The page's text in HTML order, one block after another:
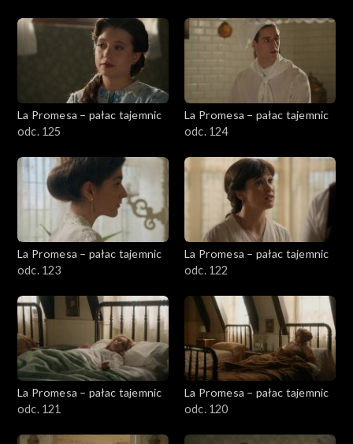
La Promesa – pałac tajemnic
odc. 125
La Promesa – pałac tajemnic
odc. 124
La Promesa – pałac tajemnic
odc. 123
La Promesa – pałac tajemnic
odc. 122
La Promesa – pałac tajemnic
odc. 121
La Promesa – pałac tajemnic
odc. 120